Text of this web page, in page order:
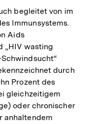
begleitet von im
Immunsystems.
Aids
„HIV wasting
durch
Prozent des
gleichzeitigem
oder chronischer
anhaltendem